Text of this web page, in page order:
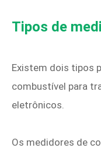
Tipos de
Existem dois tipos
combustível para
eletrônicos.
Os medidores de